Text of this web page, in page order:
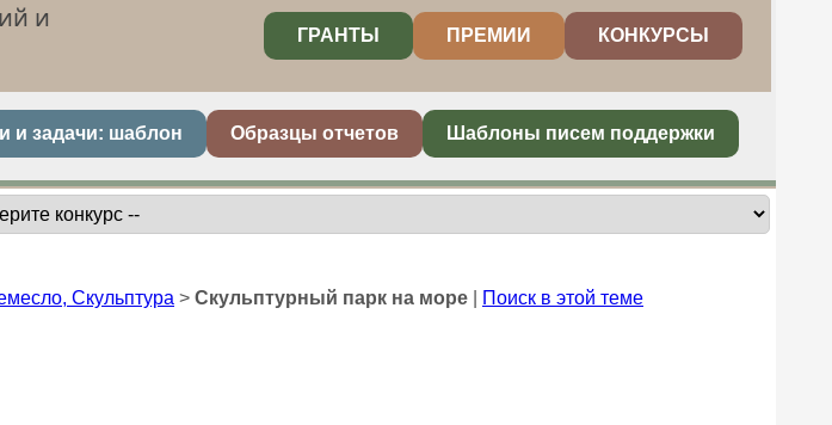
и
ГРАНТЫ ПРЕМИИ КОНКУРСЫ
и задачи: шаблон Образцы отчетов Шаблоны писем поддержки
Скульптура > Скульптурный парк на море Поиск в этой теме